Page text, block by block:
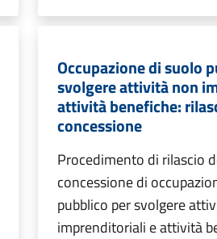
Occupazione di suolo
svolgere attività non
attività benefiche:
concessione
Procedimento di rilascio
concessione di
pubblico per svolgere
imprenditoriali e attività